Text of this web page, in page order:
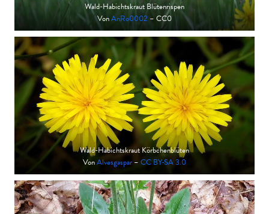
Wald-Habichtskraut Blütenrispen
VonAnRo0002 – CC0
Wald-Habichtskraut Körbchenblüten
VonAlvesgaspar– CC BY-SA 3.0